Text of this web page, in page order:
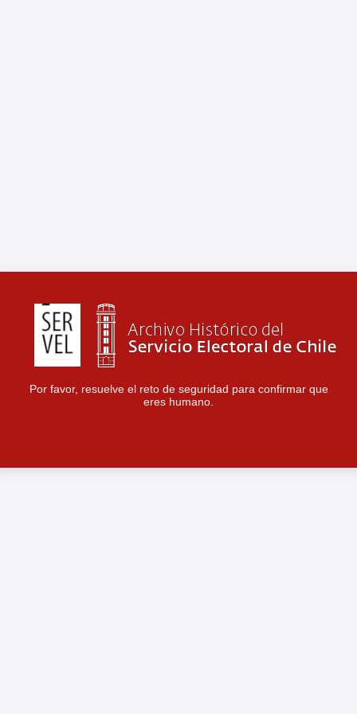
Por favor, resuelve el reto de seguridad para confirmar que
eres humano.